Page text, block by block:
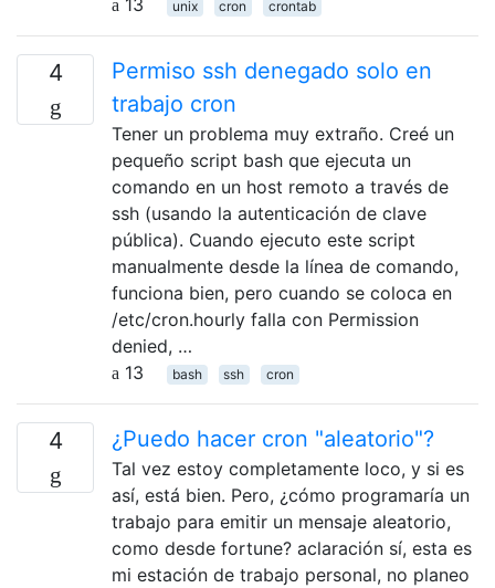
13 unix cron crontab
4
Permiso ssh denegado solo en
trabajo cron
Tener un problema muy extraño. Creé un
pequeño script bash que ejecuta un
comando en un host remoto a través de
ssh (usando la autenticación de clave
pública). Cuando ejecuto este script
manualmente desde la línea de comando,
funciona bien, pero cuando se coloca en
/etc/cron.hourly falla con Permission
denied, …
13
bash ssh cron
4 ¿Puedo hacer cron "aleatorio"?
Tal vez estoy completamente loco, y si es
así, está bien. Pero, ¿cómo programaría un
trabajo para emitir un mensaje aleatorio,
como desde fortune? aclaración sí, esta es
mi estación de trabajo personal, no planeo